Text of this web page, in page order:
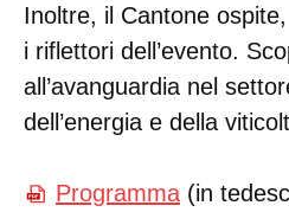
Inoltre, il Cantone
i riflettori dell’evento.
all’avanguardia nel
dell’energia e della
Programma (in